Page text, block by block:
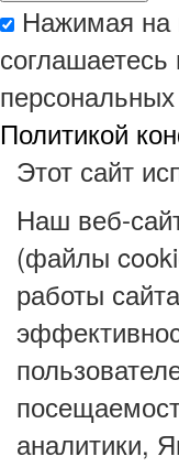
Нажимая на
Политикой
Этот сайт
Наш веб-
(файлы
работы
аналитики,